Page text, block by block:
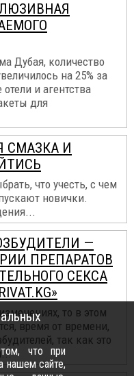
Дубая, количество
на 25% за
и агентства
для
СМАЗКА И
что учесть, с чем
новички.
—
ПРЕПАРАТОВ
СЕКСА
то в этом
время от времени,
так как это
что при
нашем сайте,